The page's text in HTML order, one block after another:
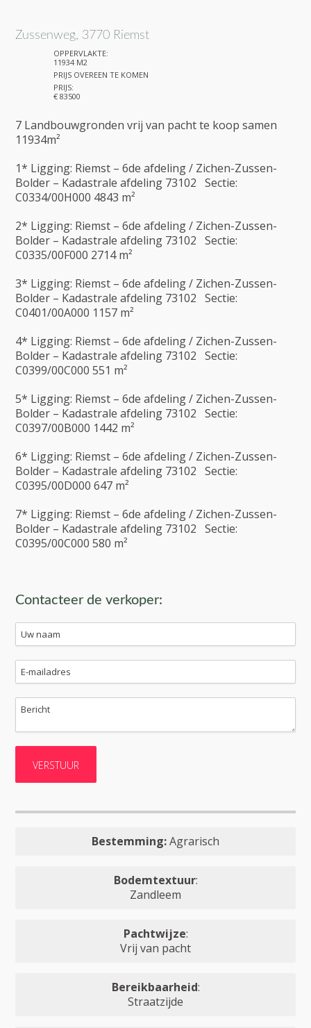
Zussenweg, 3770 Riemst
OPPERVLAKTE:
11934 M2
PRIJS OVEREEN TE KOMEN
PRIJS:
€ 83500
7 Landbouwgronden vrij van pacht te koop samen
11934m²
1* Ligging: Riemst – 6de afdeling / Zichen-Zussen-
Bolder – Kadastrale afdeling 73102 Sectie:
C0334/00H000 4843 m²
2* Ligging: Riemst – 6de afdeling / Zichen-Zussen-
Bolder – Kadastrale afdeling 73102 Sectie:
C0335/00F000 2714 m²
3* Ligging: Riemst – 6de afdeling / Zichen-Zussen-
Bolder – Kadastrale afdeling 73102 Sectie:
C0401/00A000 1157 m²
4* Ligging: Riemst – 6de afdeling / Zichen-Zussen-
Bolder – Kadastrale afdeling 73102 Sectie:
C0399/00C000 551 m²
5* Ligging: Riemst – 6de afdeling / Zichen-Zussen-
Bolder – Kadastrale afdeling 73102 Sectie:
C0397/00B000 1442 m²
6* Ligging: Riemst – 6de afdeling / Zichen-Zussen-
Bolder – Kadastrale afdeling 73102 Sectie:
C0395/00D000 647 m²
7* Ligging: Riemst – 6de afdeling / Zichen-Zussen-
Bolder – Kadastrale afdeling 73102 Sectie:
C0395/00C000 580 m²
Contacteer de verkoper:
Bestemming:Agrarisch
Bodemtextuur:
Zandleem
Pachtwijze:
Vrij van pacht
Bereikbaarheid:
Straatzijde